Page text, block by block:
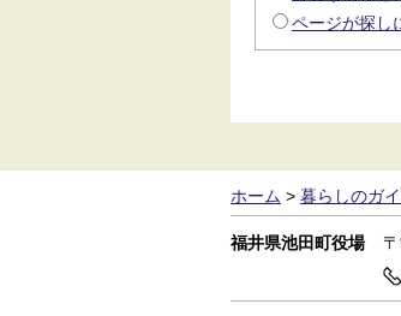
ページが探し
ホーム > 暮らしのガ
福井県池田町役場